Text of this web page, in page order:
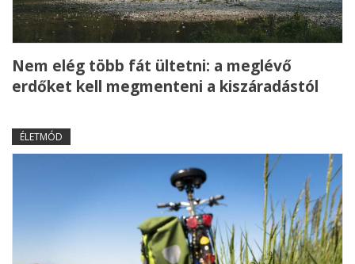
Nem elég több fát ültetni: a meglévő
erdőket kell megmenteni a kiszáradástól
ÉLETMÓD